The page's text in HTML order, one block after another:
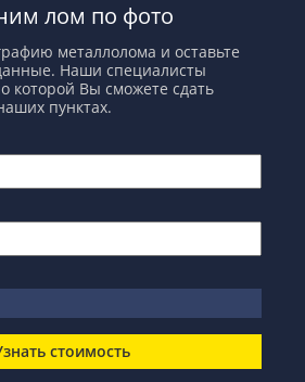
лом по фото
металлолома и оставьте
Наши специалисты
которой Вы сможете сдать
пунктах.
стоимость